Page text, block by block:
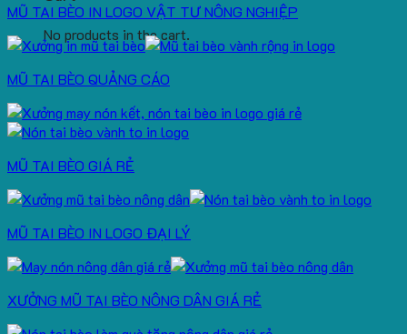
No products in the cart.
MŨ TAI BÈO IN LOGO VẬT TƯ NÔNG NGHIỆP
MŨ TAI BÈO QUẢNG CÁO
MŨ TAI BÈO GIÁ RẺ
MŨ TAI BÈO IN LOGO ĐẠI LÝ
XƯỞNG MŨ TAI BÈO NÔNG DÂN GIÁ RẺ